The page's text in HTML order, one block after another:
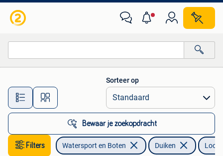
Alle afstanden…
Sorteer op
Bewaar je zoekopdracht
Filters Watersport en Boten Duiken Lood